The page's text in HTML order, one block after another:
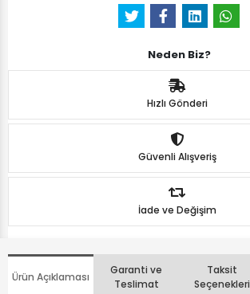
Neden Biz?
Hızlı Gönderi
Güvenli Alışveriş
İade ve Değişim
Ürün Açıklaması
Garanti ve
Teslimat
Taksit
Seçenekleri